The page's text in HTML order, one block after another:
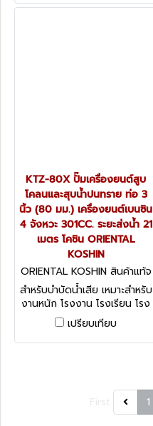
KTZ-80X ปั๊มเครื่องยนต์สูบ
โคลนและสุบน้ำปนทราย ท่อ 3
นิ้ว (80 มม.) เครื่องยนต์เบนซิน
4 จังหวะ 301CC. ระยะส่งน้ำ 21
เมตร โคชิน ORIENTAL
KOSHIN
ORIENTAL KOSHIN สินค้าแท้จ
ากโรงงานผู้ผลิต KTZ-80X
สำหรับบำบัดน้ำเสีย เหมาะสำหรับ
งานหนัก โรงงาน โรงเรียน โรง
พยาบาล โรงนา อุปกรณ์
การเกษตร ฯลฯ สะดวกต่อการ
เคลื่อนย้ายตามจุดต่างๆ
เปรียบเทียบ
1